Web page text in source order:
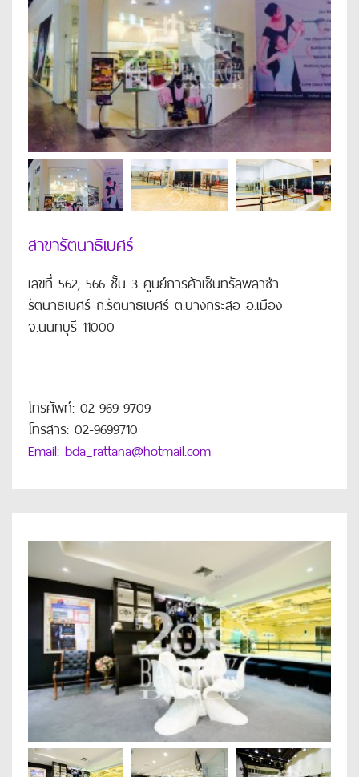
สาขารัตนาธิเบศร์
เลขที่ 562, 566 ชั้น 3 ศูนย์การค้าเซ็นทรัลพลาซ่า
รัตนาธิเบศร์ ถ.รัตนาธิเบศร์ ต.บางกระสอ อ.เมือง
จ.นนทบุรี 11000
โทรศัพท์: 02-969-9709
โทรสาร: 02-9699710
Email: bda_rattana@hotmail.com